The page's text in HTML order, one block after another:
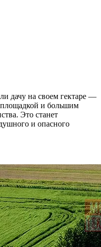
дачу на своем гектаре —
площадкой и большим
Это станет
и опасного